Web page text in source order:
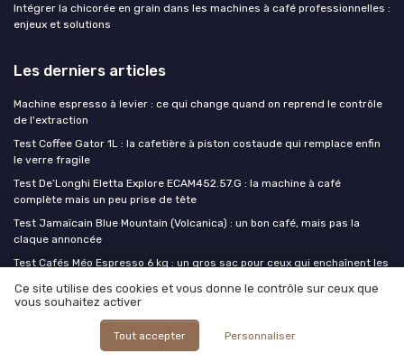
Intégrer la chicorée en grain dans les machines à café professionnelles :
enjeux et solutions
Les derniers articles
Machine espresso à levier : ce qui change quand on reprend le contrôle
de l'extraction
Test Coffee Gator 1L : la cafetière à piston costaude qui remplace enfin
le verre fragile
Test De’Longhi Eletta Explore ECAM452.57.G : la machine à café
complète mais un peu prise de tête
Test Jamaïcain Blue Mountain (Volcanica) : un bon café, mais pas la
claque annoncée
Test Cafés Méo Espresso 6 kg : un gros sac pour ceux qui enchaînent les
Café ou Café
Ce site utilise des cookies et vous donne le contrôle sur ceux que
vous souhaitez activer
Tout accepter Personnaliser